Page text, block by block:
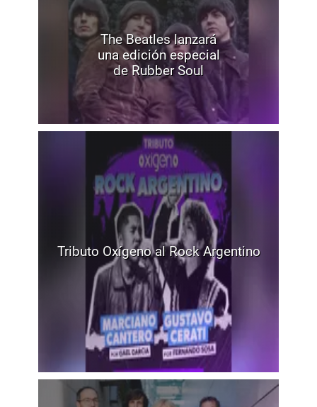
The Beatles lanzará
una edición especial
de Rubber Soul
Tributo Oxígeno al Rock Argentino